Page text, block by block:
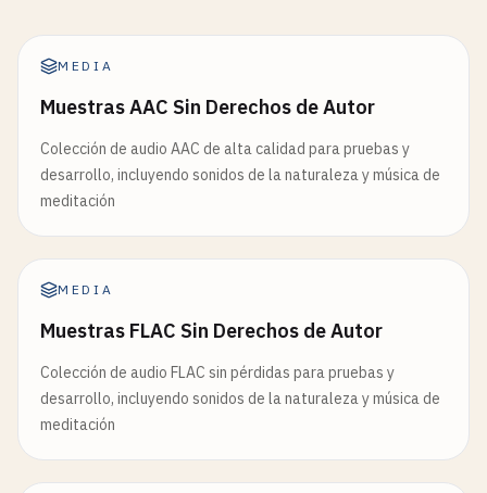
MEDIA
Muestras AAC Sin Derechos de Autor
Colección de audio AAC de alta calidad para pruebas y
desarrollo, incluyendo sonidos de la naturaleza y música de
meditación
MEDIA
Muestras FLAC Sin Derechos de Autor
Colección de audio FLAC sin pérdidas para pruebas y
desarrollo, incluyendo sonidos de la naturaleza y música de
meditación